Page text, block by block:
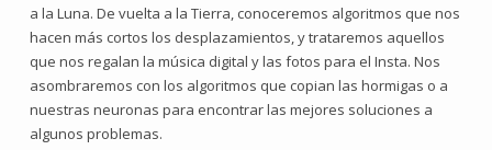
a la Luna. De vuelta a la Tierra, conoceremos algoritmos que nos
hacen más cortos los desplazamientos, y trataremos aquellos
que nos regalan la música digital y las fotos para el Insta. Nos
asombraremos con los algoritmos que copian las hormigas o a
nuestras neuronas para encontrar las mejores soluciones a
algunos problemas.